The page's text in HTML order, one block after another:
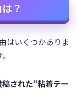
？
はいくつかありま
された“粘着テー